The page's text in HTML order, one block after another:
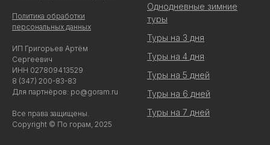
Политика обработки
персональных данных
ИП Григорьев Артём
Сергеевич
ИНН 027809413529
8 (347) 200-83-83
Для партнёров: po@goram.ru
Все права защищены.
Copyright © По горам, 2025
Однодневные зимние
туры
Туры на 3 дня
Туры на 4 дня
Туры на 5 дней
Туры на 6 дней
Туры на 7 дней